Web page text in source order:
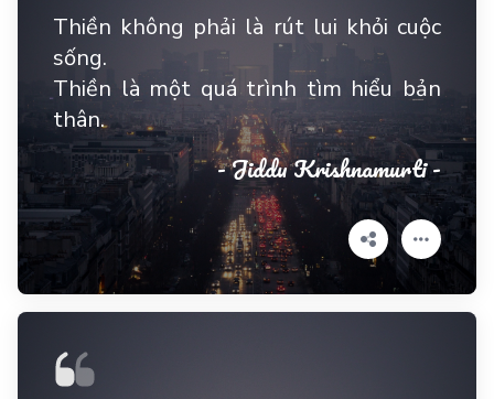
Thiền không phải là rút lui khỏi cuộc
sống.
Thiền là một quá trình tìm hiểu bản
thân.
- Jiddu Krishnamurti -